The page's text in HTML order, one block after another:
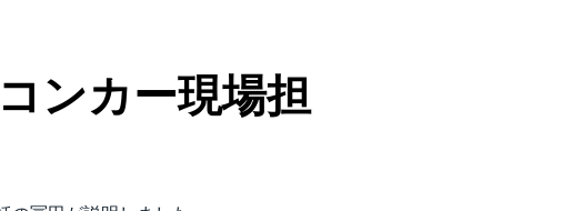
ンカー現場担